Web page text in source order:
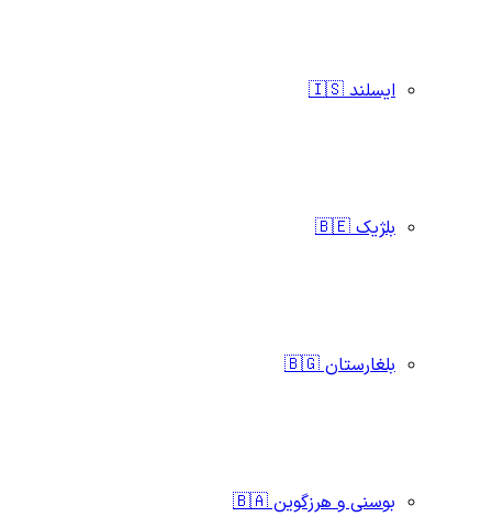
ایسلند 🇮🇸
بلژیک 🇧🇪
بلغارستان 🇧🇬
بوسنی و هرزگوین 🇧🇦